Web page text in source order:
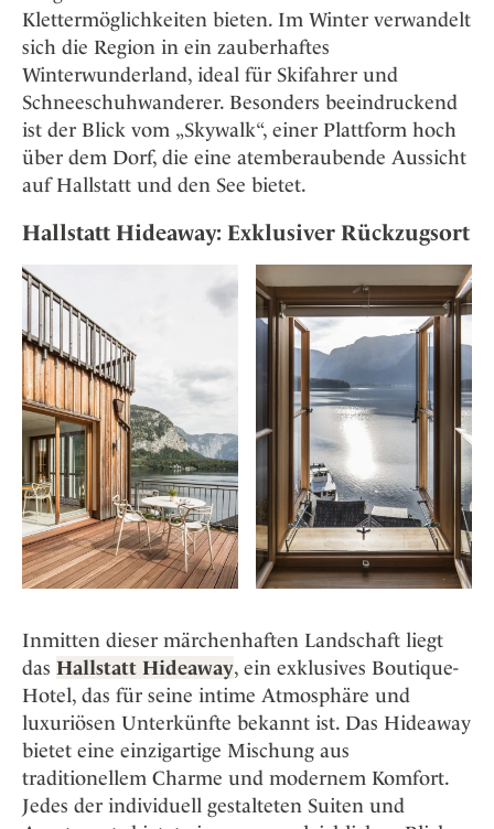
Klettermöglichkeiten bieten. Im Winter verwandelt
sich die Region in ein zauberhaftes
Winterwunderland, ideal für Skifahrer und
Schneeschuhwanderer. Besonders beeindruckend
ist der Blick vom „Skywalk“, einer Plattform hoch
über dem Dorf, die eine atemberaubende Aussicht
auf Hallstatt und den See bietet.
Hallstatt Hideaway: Exklusiver Rückzugsort
Inmitten dieser märchenhaften Landschaft liegt
das Hallstatt Hideaway, ein exklusives Boutique-
Hotel, das für seine intime Atmosphäre und
luxuriösen Unterkünfte bekannt ist. Das Hideaway
bietet eine einzigartige Mischung aus
traditionellem Charme und modernem Komfort.
Jedes der individuell gestalteten Suiten und